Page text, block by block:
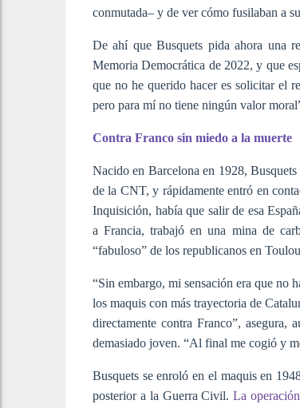
conmutada– y de ver cómo fusilaban a
De ahí que Busquets pida ahora una
Memoria Democrática de 2022, y que
que no he querido hacer es solicitar el
pero para mí no tiene ningún valor
Contra Franco sin miedo a la muerte
Nacido en Barcelona en 1928,
de la CNT, y rápidamente entró en
Inquisición, había que salir de esa
a Francia, trabajó en una mina de
“fabuloso” de los republicanos en
“Sin embargo, mi sensación era que no
los maquis con más trayectoria de
directamente contra Franco”,
demasiado joven. “Al final me cogió y
Busquets se enroló en el maquis en
posterior a la Guerra Civil.La